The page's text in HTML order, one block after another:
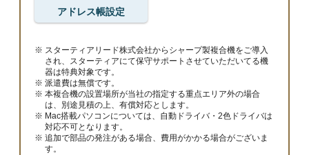
アドレス帳設定
スターティアリード株式会社からシャープ製複合機をご導入
され、スターティアにて保守サポートさせていただいてる機
器は特典対象です。
派遣費は無償です。
本複合機の設置場所が当社の指定する重点エリア外の場合
は、別途見積の上、有償対応とします。
Mac搭載パソコンについては、自動ドライバ・2色ドライバは
対応不可となります。
追加で部品の発注がある場合、費用がかかる場合がございま
す。